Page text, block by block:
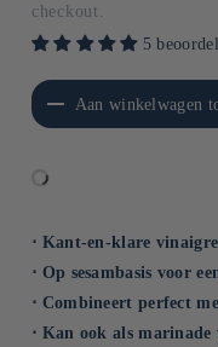
checkout.
5
voor Default
Title
Aan winkelwagen
⋅ Kant-en-klare
⋅ Op sesambasis voor
⋅ Combineert perfect
⋅ Kan ook als